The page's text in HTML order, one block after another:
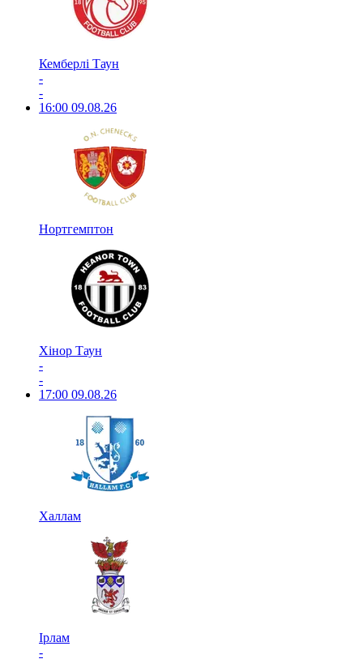
Кемберлі Таун
-
-
16:00 09.08.26
Нортгемптон
Хінор Таун
-
-
17:00 09.08.26
Халлам
Ірлам
-